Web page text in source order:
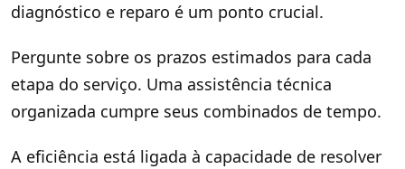
diagnóstico e reparo é um ponto crucial.
Pergunte sobre os prazos estimados para cada
etapa do serviço. Uma assistência técnica
organizada cumpre seus combinados de tempo.
A eficiência está ligada à capacidade de resolver